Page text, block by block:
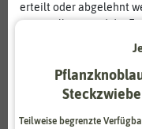
erteilt oder abgelehnt
einzuwilligen und die
Zeitpunkt zu ändern
den Diensten erklären
Essenziell
Teilweise begrenzte